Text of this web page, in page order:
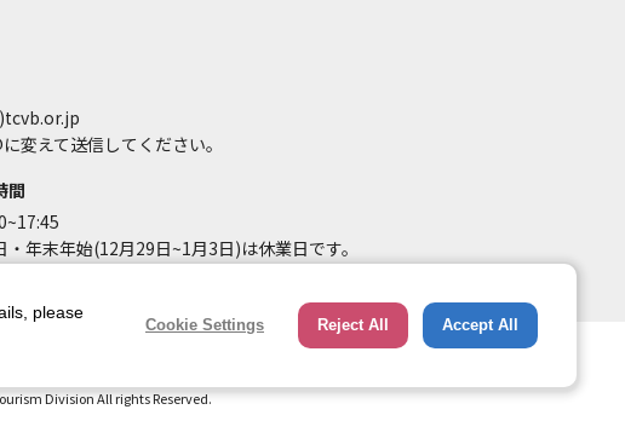
変えて送信してください。
間
年末年始(12月29日~1月3日)は休業日です。
Division All rights Reserved.
please
Cookie Settings Reject All Accept All